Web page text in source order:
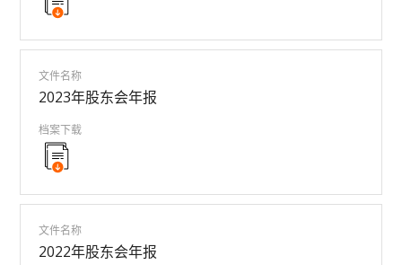
文件名称
2023年股东会年报
档案下载
文件名称
2022年股东会年报